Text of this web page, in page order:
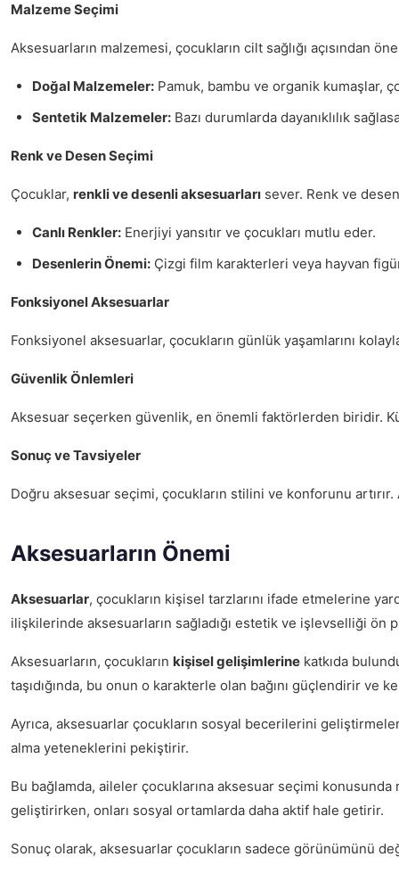
Malzeme Seçimi
Aksesuarların malzemesi, çocukların cilt sağlığı açısından
Doğal Malzemeler: Pamuk, bambu ve organik kumaşlar,
Sentetik Malzemeler: Bazı durumlarda dayanıklılık
Renk ve Desen Seçimi
Çocuklar, renkli ve desenli aksesuarları sever. Renk ve
Canlı Renkler: Enerjiyi yansıtır ve çocukları mutlu eder.
Desenlerin Önemi: Çizgi film karakterleri veya hayvan
Fonksiyonel Aksesuarlar
Fonksiyonel aksesuarlar, çocukların günlük yaşamlarını
Güvenlik Önlemleri
Aksesuar seçerken güvenlik, en önemli faktörlerden biridir.
Sonuç ve Tavsiyeler
Doğru aksesuar seçimi, çocukların stilini ve konforunu
Aksesuarların Önemi
Aksesuarlar, çocukların kişisel tarzlarını ifade etmelerine
ilişkilerinde aksesuarların sağladığı estetik ve işlevselliği ön
Aksesuarların, çocukların kişisel gelişimlerine katkıda
taşıdığında, bu onun o karakterle olan bağını güçlendirir ve
Ayrıca, aksesuarlar çocukların sosyal becerilerini
alma yeteneklerini pekiştirir.
Bu bağlamda, aileler çocuklarına aksesuar seçimi
geliştirirken, onları sosyal ortamlarda daha aktif hale getirir.
Sonuç olarak, aksesuarlar çocukların sadece görünümünü